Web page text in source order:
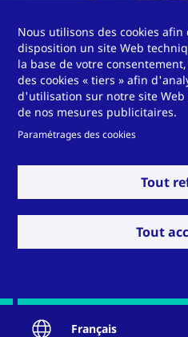
Système de cadre
applications de gaz
Nous utilisons des cookies
disposition un site Web
la base de votre
des cookies « tiers » afin
d'utilisation sur notre site Web
de nos mesures publicitaires.
Paramétrages des cookies
Tout
Tout
Français